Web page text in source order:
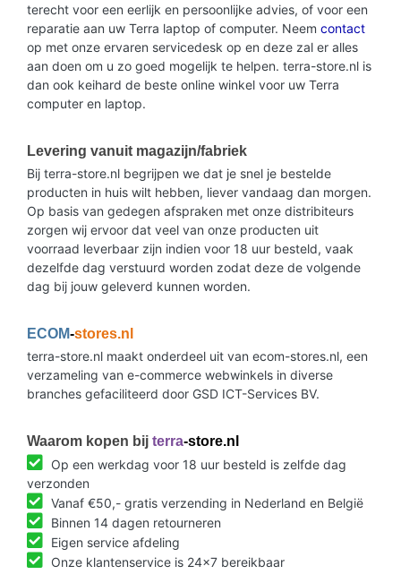
terecht voor een eerlijk en persoonlijke advies, of voor een
reparatie aan uw Terra laptop of computer. Neem contact
op met onze ervaren servicedesk op en deze zal er alles
aan doen om u zo goed mogelijk te helpen. terra-store.nl is
dan ook keihard de beste online winkel voor uw Terra
computer en laptop.
Levering vanuit magazijn/fabriek
Bij terra-store.nl begrijpen we dat je snel je bestelde
producten in huis wilt hebben, liever vandaag dan morgen.
Op basis van gedegen afspraken met onze distribiteurs
zorgen wij ervoor dat veel van onze producten uit
voorraad leverbaar zijn indien voor 18 uur besteld, vaak
dezelfde dag verstuurd worden zodat deze de volgende
dag bij jouw geleverd kunnen worden.
ECOM-stores.nl
terra-store.nl maakt onderdeel uit van ecom-stores.nl, een
verzameling van e-commerce webwinkels in diverse
branches gefaciliteerd door GSD ICT-Services BV.
Waarom kopen bij terra-store.nl
Op een werkdag voor 18 uur besteld is zelfde dag
verzonden
Vanaf €50,- gratis verzending in Nederland en België
Binnen 14 dagen retourneren
Eigen service afdeling
Onze klantenservice is 24x7 bereikbaar